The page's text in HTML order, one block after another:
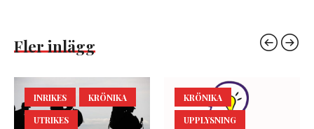
Fler inlägg
INRIKES
KRÖNIKA
UTRIKES
KRÖNIKA
UPPLYSNING